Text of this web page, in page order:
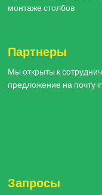
монтаже столбов
Партнеры
Мы открыты к
предложение на почту
Запросы